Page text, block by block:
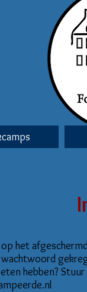
het
hebben? Stuur